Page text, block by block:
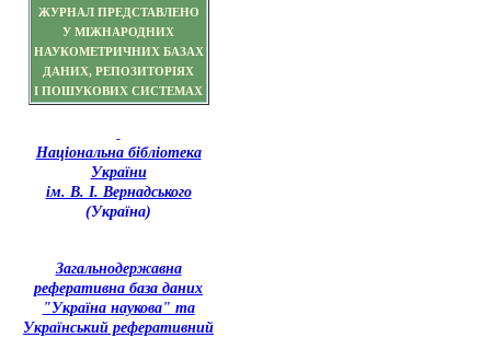
ЖУРНАЛ ПРЕДСТАВЛЕНО
У МІЖНАРОДНИХ
НАУКОМЕТРИЧНИХ БАЗАХ
ДАНИХ, РЕПОЗИТОРІЯХ
І ПОШУКОВИХ СИСТЕМАХ
Національна бібліотека
України
ім. В. І. Вернадського
(Україна)
Загальнодержавна
реферативна база даних
"Україна наукова" та
Український реферативний